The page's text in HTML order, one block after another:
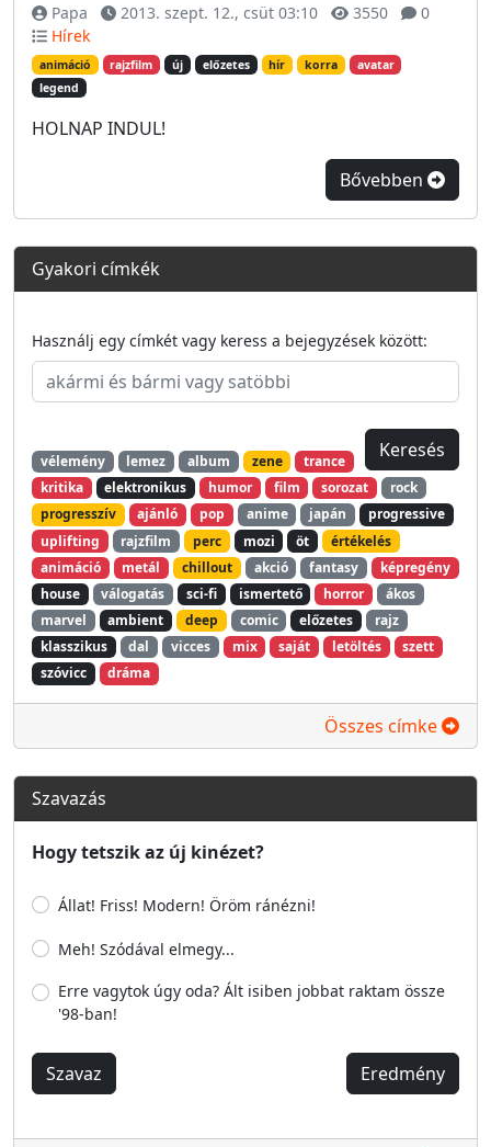
Papa 2013. szept. 12., csüt 03:10 3550
0
Hírek
animáció rajzfilm új előzetes hír korra
avatar
legend
HOLNAP INDUL!
Bővebben
Gyakori címkék
Használj egy címkét vagy keress a bejegyzések között:
vélemény lemez album zene
trance
kritika
elektronikus humor film sorozat
rock
progresszív
ajánló pop anime japán
progressive
uplifting
rajzfilm perc mozi öt
értékelés
animáció
metál chillout akció fantasy
képregény
house
válogatás sci-fi ismertető horror
ákos
marvel
ambient deep comic előzetes
rajz
klasszikus
dal vicces mix saját letöltés
szett
szóvicc
dráma
Összes címke
Szavazás
Hogy tetszik az új kinézet?
Állat! Friss! Modern! Öröm ránézni!
Meh! Szódával elmegy...
Erre vagytok úgy oda? Ált isiben jobbat raktam össze
'98-ban!
Szavaz Eredmény